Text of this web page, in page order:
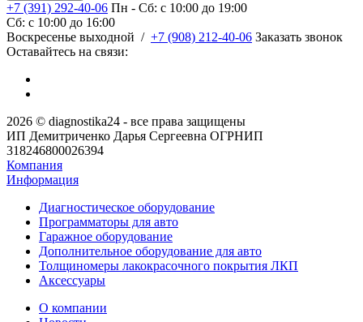
+7 (391) 292-40-06 Пн - Сб: c 10:00 до 19:00
Сб: c 10:00 до 16:00
​Воскресенье выходной / +7 (908) 212-40-06 Заказать звонок
Оставайтесь на связи:
2026 © diagnostika24 - все права защищены
ИП Демитриченко Дарья Сергеевна ОГРНИП
318246800026394
Компания
Информация
Диагностическое оборудование
Программаторы для авто
Гаражное оборудование
Дополнительное оборудование для авто
Толщиномеры лакокрасочного покрытия ЛКП
Аксессуары
О компании